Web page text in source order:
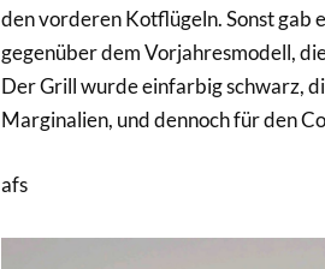
den vorderen Kotflügeln. Sonst gab
gegenüber dem Vorjahresmodell,
Der Grill wurde einfarbig schwarz,
Marginalien, und dennoch für den
afs